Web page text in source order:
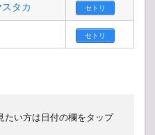
タカ セトリ
セトリ
たい方は日付の欄をタップ